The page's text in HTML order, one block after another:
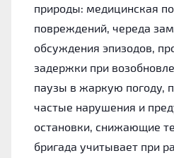
природы: медицинская
повреждений, череда
обсуждения эпизодов,
задержки при
паузы в жаркую погоду,
частые нарушения и
остановки, снижающие
бригада учитывает при